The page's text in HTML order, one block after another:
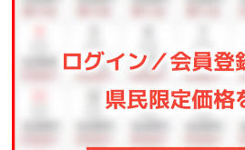
い位置に
駐車場利用券を置いてください。
●カクテルプラザ ※立体駐車
800円/12時間～20時間迄(出し
以降1時間毎100円加算